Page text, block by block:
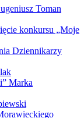
Toman
konkursu „Moje
Dziennikarzy
Marka